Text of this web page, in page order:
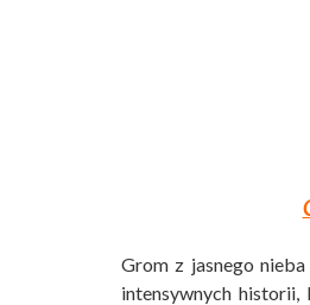
Grom z jasnego
intensywnych